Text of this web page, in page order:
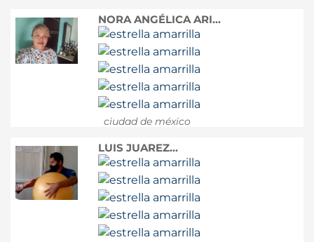
NORA ANGÉLICA ARI...
ciudad de méxico
LUIS JUAREZ...